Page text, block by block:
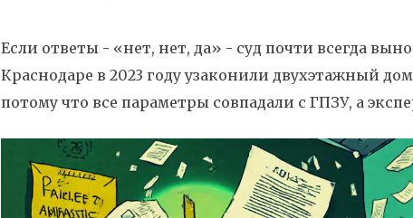
Если ответы - «нет, нет, да» - суд почти всегда
Краснодаре в 2023 году узаконили двухэтажный
потому что все параметры совпадали с ГПЗУ, а